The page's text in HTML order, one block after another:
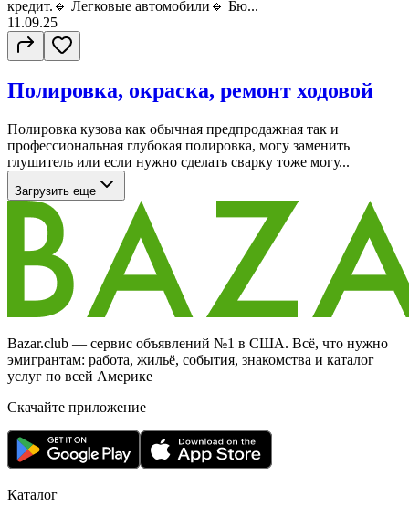
кредит.🔹 Легковые автомобили🔹 Бю...
11.09.25
Полировка, окраска, ремонт ходовой
Полировка кузова как обычная предпродажная так и
профессиональная глубокая полировка, могу заменить
глушитель или если нужно сделать сварку тоже могу...
Загрузить еще
Bazar.club — сервис объявлений №1 в США. Всё, что нужно
эмигрантам: работа, жильё, события, знакомства и каталог
услуг по всей Америке
Скачайте приложение
Каталог